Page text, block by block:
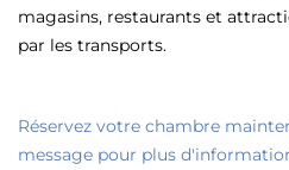
magasins, restaurants et
par les transports.
Réservez votre chambre
message pour plus